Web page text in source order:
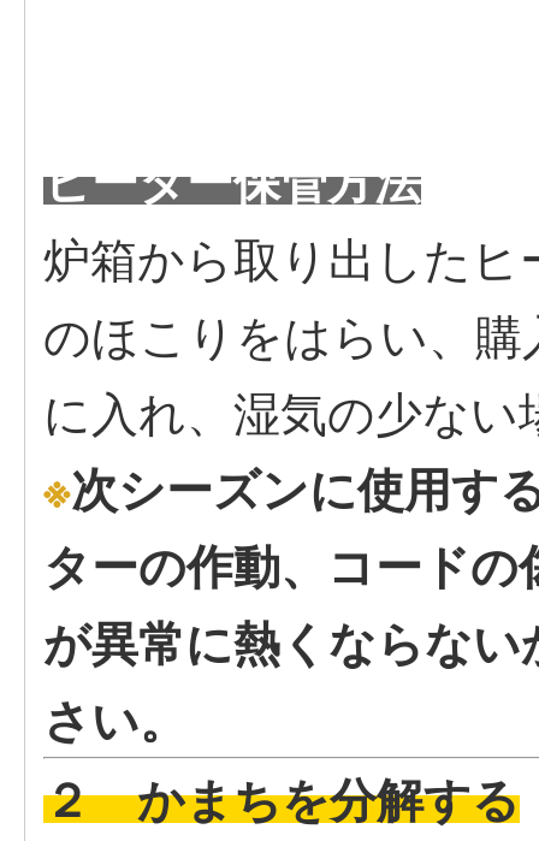
ヒーター保管方法
炉箱から取り出した
のほこりをはらい、
に入れ、湿気の少な
※次シーズンに使用す
ターの作動、コード
が異常に熱くならな
さい。
２ かまちを分解する